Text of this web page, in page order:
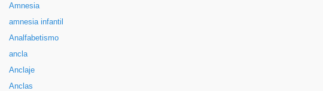
Amnesia
amnesia infantil
Analfabetismo
ancla
Anclaje
Anclas